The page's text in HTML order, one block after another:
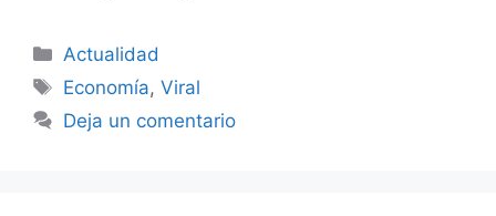
Categorías
Actualidad
Etiquetas
Economía,Viral
Deja un comentario